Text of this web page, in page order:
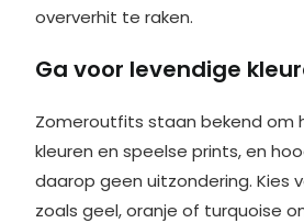
oververhit te raken.
Ga voor levendige
Zomeroutfits staan bekend om
kleuren en speelse prints, en
daarop geen uitzondering. Kies
zoals geel, oranje of turquoise